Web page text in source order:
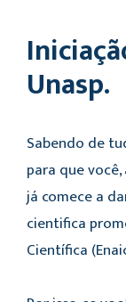
Unasp.
Sabendo de
para que
já comece a
cientifica
Científica